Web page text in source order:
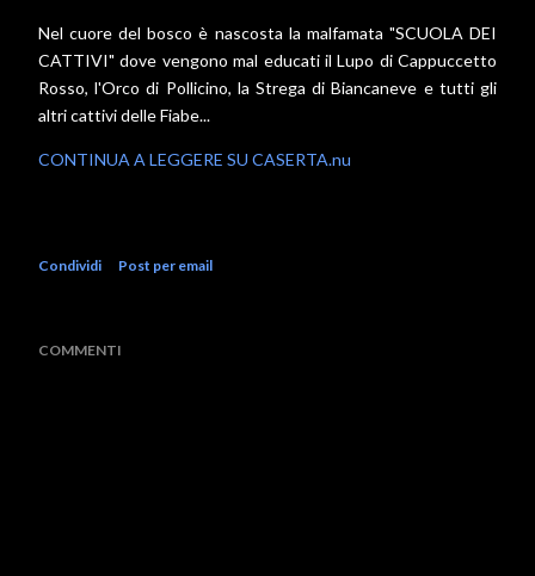
Nel cuore del bosco è nascosta la malfamata "SCUOLA DEI
CATTIVI" dove vengono mal educati il Lupo di Cappuccetto
Rosso, l'Orco di Pollicino, la Strega di Biancaneve e tutti gli
altri cattivi delle Fiabe...
CONTINUA A LEGGERE SU CASERTA.nu
Condividi Post per email
COMMENTI